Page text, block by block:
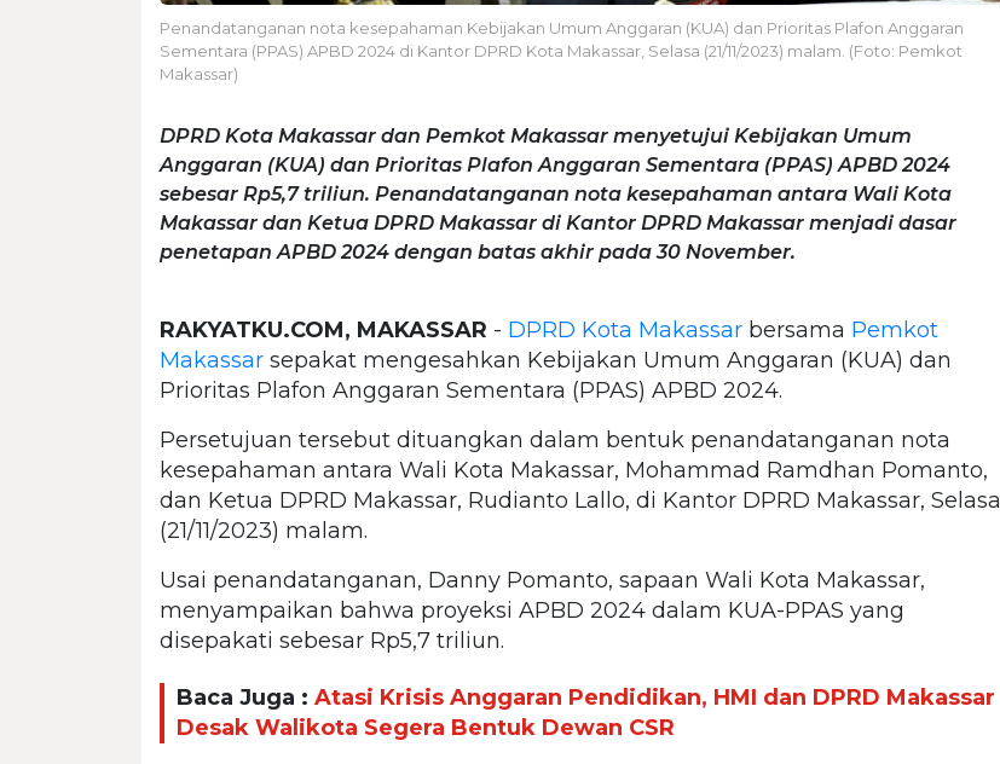
Penandatanganan nota kesepahaman Kebijakan Umum Anggaran (KUA) dan Prioritas Plafon Anggaran
Sementara (PPAS) APBD 2024 di Kantor DPRD Kota Makassar, Selasa (21/11/2023) malam. (Foto: Pemkot
Makassar)
DPRD Kota Makassar dan Pemkot Makassar menyetujui Kebijakan Umum
Anggaran (KUA) dan Prioritas Plafon Anggaran Sementara (PPAS) APBD 2024
sebesar Rp5,7 triliun. Penandatanganan nota kesepahaman antara Wali Kota
Makassar dan Ketua DPRD Makassar di Kantor DPRD Makassar menjadi dasar
penetapan APBD 2024 dengan batas akhir pada 30 November.
RAKYATKU.COM, MAKASSAR - DPRD Kota Makassar bersama Pemkot
Makassar sepakat mengesahkan Kebijakan Umum Anggaran (KUA) dan
Prioritas Plafon Anggaran Sementara (PPAS) APBD 2024.
Persetujuan tersebut dituangkan dalam bentuk penandatanganan nota
kesepahaman antara Wali Kota Makassar, Mohammad Ramdhan Pomanto,
dan Ketua DPRD Makassar, Rudianto Lallo, di Kantor DPRD Makassar, Selasa
(21/11/2023) malam.
Usai penandatanganan, Danny Pomanto, sapaan Wali Kota Makassar,
menyampaikan bahwa proyeksi APBD 2024 dalam KUA-PPAS yang
disepakati sebesar Rp5,7 triliun.
Baca Juga : Atasi Krisis Anggaran Pendidikan, HMI dan DPRD Makassar
Desak Walikota Segera Bentuk Dewan CSR